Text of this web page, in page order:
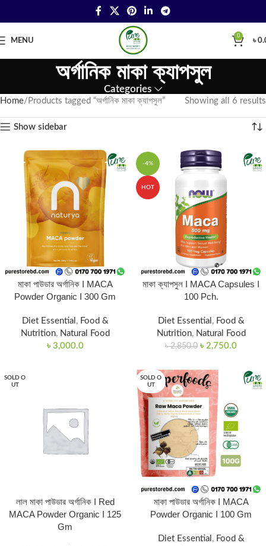
MENU
0
৳
অর্গানিক মাকা ক্যাপসুল
Categories
Home Products tagged “অর্গানিক মাকা ক্যাপসুল” Showing all 6 results
Show sidebar
মাকা পাউডার অর্গানিক I MACA
Powder Organic I 300 Gm
Diet Essential , Food &
Nutrition, Natural Food
৳ 3,000.0
-4%
HOT
মাকা ক্যাপসুল I MACA Capsules I
100 Pch.
Diet Essential , Food &
Nutrition, Natural Food
৳2,850.0 ৳ 2,750.0
SOLD O
UT
লাল মাকা পাউডার অর্গানিক I Red
MACA Powder Organic I 125
Gm
SOLD O
UT
মাকা পাউডার অর্গানিক I MACA
Powder Organic I 100 Gm
Diet Essential , Food &